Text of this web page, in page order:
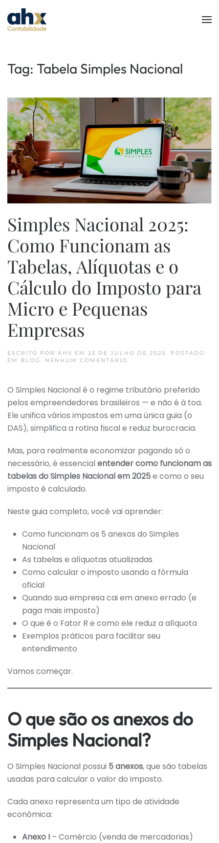
Skip to main content
Tag: Tabela Simples Nacional
Simples Nacional 2025:
Como Funcionam as
Tabelas, Alíquotas e o
Cálculo do Imposto para
Micro e Pequenas
Empresas
ESCRITO POR AHX EM 23 DE JULHO DE 2025
. POSTADO
EM BLOG NENHUM COMENTÁRIO
COMO
FUNCIONAM
AS
TABELAS,
ALÍQUOTAS
E
O
DO
IMPOSTO
PARA
E
O Simples Nacional é o regime tributário preferido
pelos empreendedores brasileiros — e não é à toa.
Ele unifica vários impostos em uma única guia (o
DAS), simplifica a rotina fiscal e reduz burocracia.
Mas, para realmente economizar pagando só o
necessário, é essencial entender como funcionam as
tabelas do Simples Nacional em 2025e como o seu
imposto é calculado.
Neste guia completo, você vai aprender:
Como funcionam os 5 anexos do Simples
Nacional
As tabelas e alíquotas atualizadas
Como calcular o imposto usando a fórmula
oficial
Quando sua empresa cai em anexo errado (e
paga mais imposto)
O que é o Fator R e como ele reduz a alíquota
Exemplos práticos para facilitar seu
entendimento
Vamos começar.
O que são os anexos do
Simples Nacional?
O Simples Nacional possui 5 anexos, que são tabelas
usadas para calcular o valor do imposto.
Cada anexo representa um tipo de atividade
econômica:
Anexo I – Comércio (venda de mercadorias)